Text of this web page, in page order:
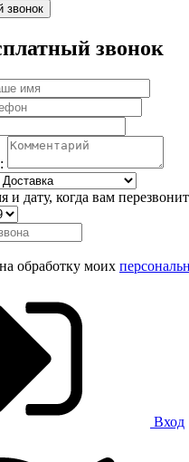
звонок
звонок
и дату, когда вам
обработку моих
Вход